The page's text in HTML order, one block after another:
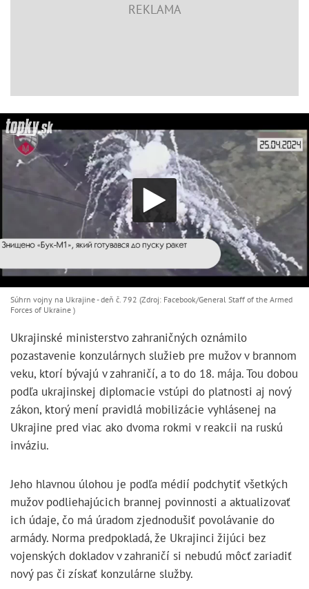
Súhrn vojny na Ukrajine - deň č. 792 (Zdroj: Facebook/General Staff of the Armed
Forces of Ukraine )
Ukrajinské ministerstvo zahraničných oznámilo
pozastavenie konzulárnych služieb pre mužov v brannom
veku, ktorí bývajú v zahraničí, a to do 18. mája. Tou dobou
podľa ukrajinskej diplomacie vstúpi do platnosti aj nový
zákon, ktorý mení pravidlá mobilizácie vyhlásenej na
Ukrajine pred viac ako dvoma rokmi v reakcii na ruskú
inváziu.
Jeho hlavnou úlohou je podľa médií podchytiť všetkých
mužov podliehajúcich brannej povinnosti a aktualizovať
ich údaje, čo má úradom zjednodušiť povolávanie do
armády. Norma predpokladá, že Ukrajinci žijúci bez
vojenských dokladov v zahraničí si nebudú môcť zariadiť
nový pas či získať konzulárne služby.